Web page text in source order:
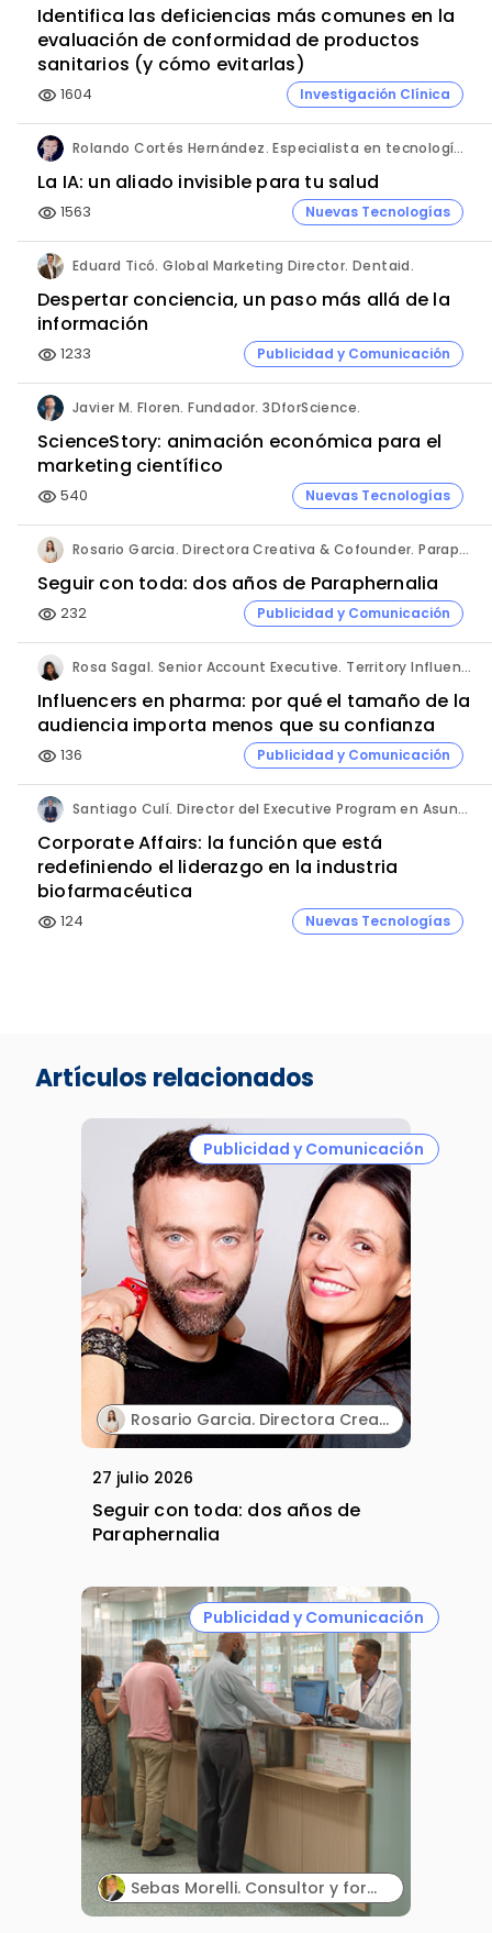
Identifica las deficiencias más comunes en la
evaluación de conformidad de productos
sanitarios (y cómo evitarlas)
visibility 1604 Investigación Clínica
Rolando Cortés Hernández. Especialista en tecnología e inteligencia artificial. Director Comercial. AQUÍ tu Remodelación.
La IA: un aliado invisible para tu salud
visibility 1563 Nuevas Tecnologías
Eduard Ticó. Global Marketing Director. Dentaid.
Despertar conciencia, un paso más allá de la
información
visibility 1233 Publicidad y Comunicación
Javier M. Floren. Fundador. 3DforScience.
ScienceStory: animación económica para el
marketing científico
visibility 540 Nuevas Tecnologías
Rosario Garcia. Directora Creativa & Cofounder. Paraphernalia.
Seguir con toda: dos años de Paraphernalia
visibility 232 Publicidad y Comunicación
Rosa Sagal. Senior Account Executive. Territory Influence.
Influencers en pharma: por qué el tamaño de la
audiencia importa menos que su confianza
visibility 136 Publicidad y Comunicación
Santiago Culí. Director del Executive Program en Asuntos Públicos y Comunicación en la Industria Farmacéutica de Cesif.
Corporate Affairs: la función que está
redefiniendo el liderazgo en la industria
biofarmacéutica
visibility 124 Nuevas Tecnologías
Artículos relacionados
Publicidad y Comunicación
Rosario Garcia. Directora Creativa & Cofounder. Paraphernalia.
27 julio 2026
Seguir con toda: dos años de
Paraphernalia
Publicidad y Comunicación
Sebas Morelli. Consultor y formador en comunicación, atención al cliente, liderazgo y ventas.